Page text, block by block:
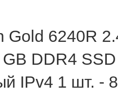
Gold 6240R
DDR4
IPv4 1 шт. -